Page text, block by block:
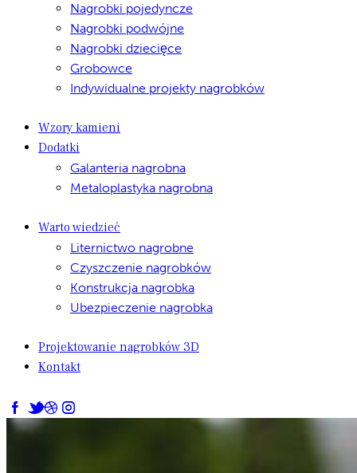
Nagrobki pojedyncze
Nagrobki podwójne
Nagrobki dziecięce
Grobowce
Indywidualne projekty nagrobków
Wzory kamieni
Dodatki
Galanteria nagrobna
Metaloplastyka nagrobna
Warto wiedzieć
Liternictwo nagrobne
Czyszczenie nagrobków
Konstrukcja nagrobka
Ubezpieczenie nagrobka
Projektowanie nagrobków 3D
Kontakt